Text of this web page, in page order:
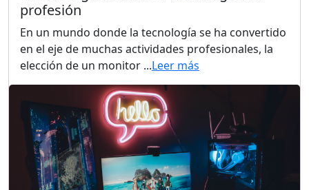
profesión
En un mundo donde la tecnología se ha convertido
en el eje de muchas actividades profesionales, la
elección de un monitor ...Leer más